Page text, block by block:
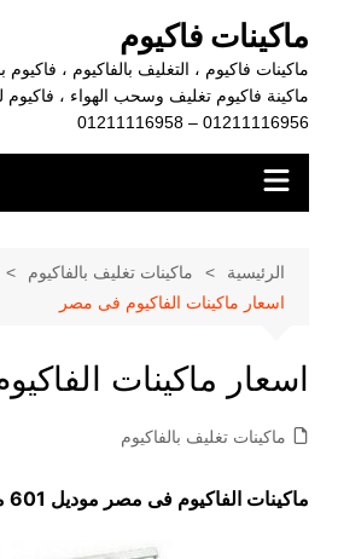
المحتوى
ماكينات فاكيوم
ماكينات فاكيوم ، التغليف بالفاكيوم ، فاكيوم
01211116956 – 01211116958
الرئيسية
ماكينات تغليف بالفاكيوم
اسعار ماكينات الفاكيوم فى مصر
اسعار ماكينات
ماكينات تغليف بالفاكيوم
ماكينات الفاكيوم فى مصر موديل 601 ماركة مهندس منسي